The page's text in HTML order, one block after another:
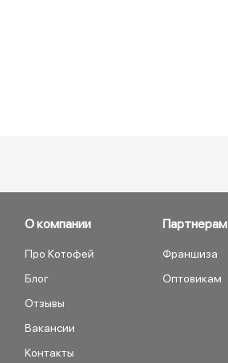
О компании
Про Котофей
Блог
Отзывы
Вакансии
Контакты
Партнерам
Франшиза
Оптовикам